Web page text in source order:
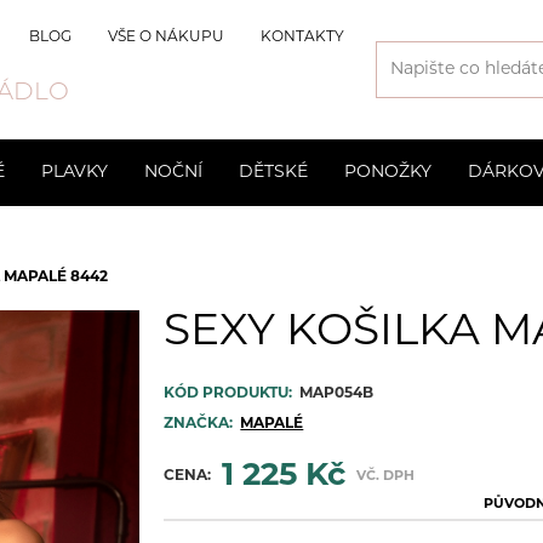
BLOG VŠE O NÁKUPU KONTAKTY
3D Spacer Mateřské
Bezkosticové
PLAVKY NOČNÍ DĚTSKÉ PONOŽKY
MAPALÉ 8442
SEXY KOŠILKA
KÓD PRODUKTU: MAP054B
ZNAČKA: MAPALÉ
CENA: 1 225 Kč VČ. DPH